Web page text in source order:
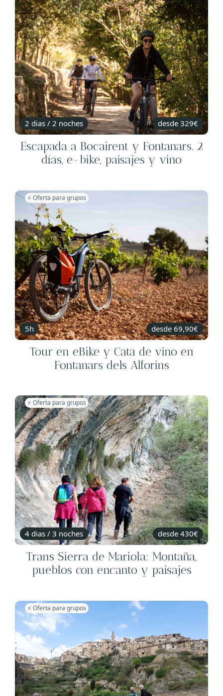
2 dias / 2 noches desde 329€
Escapada a Bocairent y Fontanars. 2
días, e-bike, paisajes y vino
5h desde 69,90€
⚡️ Oferta para grupos
Tour en eBike y Cata de vino en
Fontanars dels Alforins
4 dias / 3 noches desde 430€
⚡️ Oferta para grupos
Trans Sierra de Mariola: Montaña,
pueblos con encanto y paisajes
⚡️ Oferta para grupos